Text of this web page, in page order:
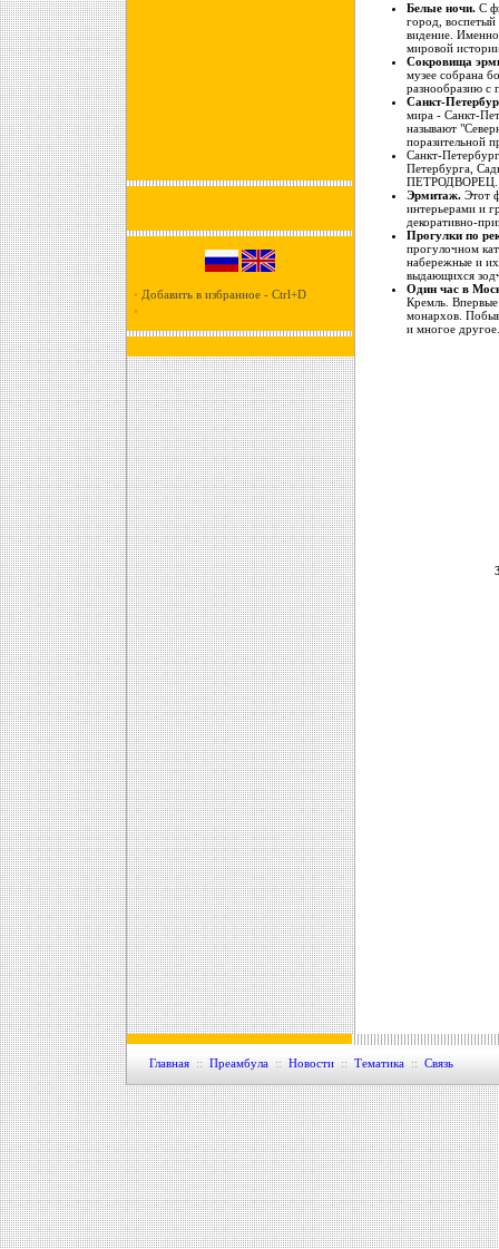
• Добавить в избранное - Ctrl+D
•
Белые ночи. С
город,
видение.
мировой
Сокровища
музее собрана
разнообразию с
Санкт-
мира - Санкт-
называют
поразительной
Санкт-
Петербурга,
ПЕТРОДВОРЕЦ.
Эрмитаж. Этот
интерьерами и
декоративно-
Прогулки по
прогулочном
набережные и их
выдающихся
Один час в
Кремль.
монархов.
и многое
Главная:: Преамбула:: Новости:: Тематика:: Связь